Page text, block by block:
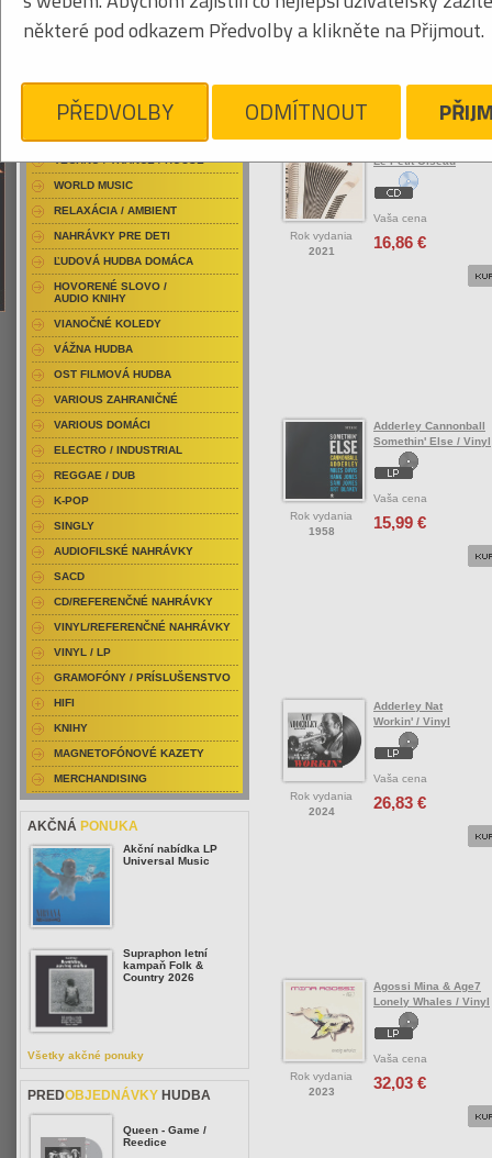
JAZZ/BLUES
Rok vydania
2021
Le Petit Oiseau
Vaša cena
16,86 €
Rok vydania
1958
Adderley Cannonball
Somethin' Else / Vinyl
Vaša cena
15,99 €
Rok vydania
2024
Adderley Nat
Workin' / Vinyl
Vaša cena
26,83 €
Rok vydania
2023
Agossi Mina & Age7
Lonely Whales / Vinyl
Vaša cena
32,03 €
RAP / HIP HOP DOMÁCI
RAP / HIP HOP ZAHRANIČNÝ
DVD / HUDBA
PUNK / HARDCORE
TECHNO / TRANCE / HOUSE
WORLD MUSIC
RELAXÁCIA / AMBIENT
NAHRÁVKY PRE DETI
ĽUDOVÁ HUDBA DOMÁCA
HOVORENÉ SLOVO /
AUDIO KNIHY
VIANOČNÉ KOLEDY
VÁŽNA HUDBA
OST FILMOVÁ HUDBA
VARIOUS ZAHRANIČNÉ
VARIOUS DOMÁCI
ELECTRO / INDUSTRIAL
REGGAE / DUB
K-POP
SINGLY
AUDIOFILSKÉ NAHRÁVKY
SACD
CD/REFERENČNÉ NAHRÁVKY
VINYL/REFERENČNÉ NAHRÁVKY
VINYL / LP
GRAMOFÓNY / PRÍSLUŠENSTVO
HIFI
KNIHY
MAGNETOFÓNOVÉ KAZETY
MERCHANDISING
AKČNÁ PONUKA
Akční nabídka LP
Universal Music
Supraphon letní
kampaň Folk &
Country 2026
Všetky akčné ponuky
PREDOBJEDNÁVKY HUDBA
Queen - Game /
Reedice
některé pod odkazem Předvolby a klikněte na Přijmout.
PŘEDVOLBY ODMÍTNOUT